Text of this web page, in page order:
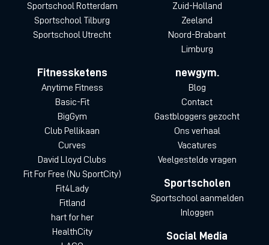
Sportschool Rotterdam
Sportschool Tilburg
Sportschool Utrecht
Zuid-Holland
Zeeland
Noord-Brabant
Limburg
Fitnessketens
Anytime Fitness
Basic-Fit
BigGym
Club Pellikaan
Curves
David Lloyd Clubs
Fit For Free (Nu SportCity)
Fit4Lady
Fitland
hart for her
HealthCity
newgym.
Blog
Contact
Gastbloggers gezocht
Ons verhaal
Vacatures
Veelgestelde vragen
Sportscholen
Sportschool aanmelden
Inloggen
Social Media